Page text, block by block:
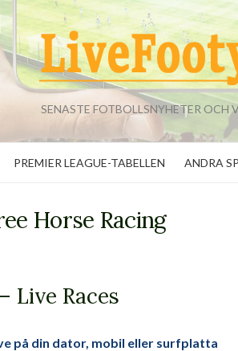
SENASTE FOTBOLLSNYHETER OCH
PREMIER LEAGUE-TABELLEN ANDRA
Horse Racing
Live Races
på din dator, mobil eller surfplatta